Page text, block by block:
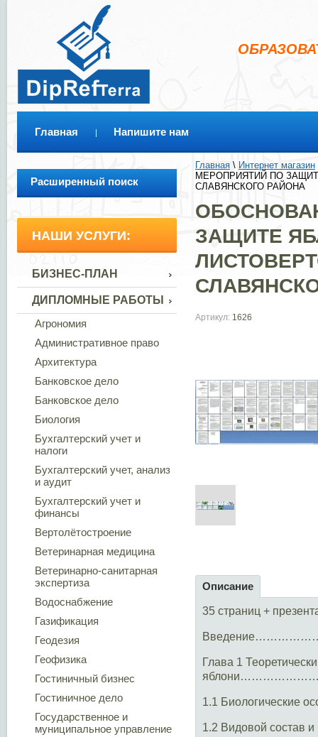
Главная Напишите нам
Расширенный поиск
НАШИ УСЛУГИ:
БИЗНЕС-ПЛАН
ДИПЛОМНЫЕ РАБОТЫ
Агрономия
Административное право
Архитектура
Банковское дело
Банковское дело
Биология
Бухгалтерский учет и
налоги
Бухгалтерский учет, анализ
и аудит
Бухгалтерский учет и
финансы
Вертолётостроение
Ветеринарная медицина
Ветеринарно-санитарная
экспертиза
Водоснабжение
Газификация
Геодезия
Геофизика
Гостиничный бизнес
Гостиничное дело
Государственное и
муниципальное управление
Главная \ Интернет магазин
МЕРОПРИЯТИЙ ПО
СЛАВЯНСКОГО РАЙОНА
ЗАЩИТЕ
Артикул: 1626
Описание
35 страниц +
Глава 1
1.1
1.2 Видовой